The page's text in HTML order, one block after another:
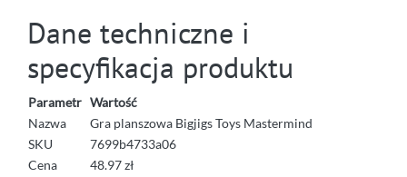
Dane techniczne i
specyfikacja produktu
Parametr Wartość
Nazwa
Gra planszowa Bigjigs Toys Mastermind
SKU
7699b4733a06
Cena
48.97 zł